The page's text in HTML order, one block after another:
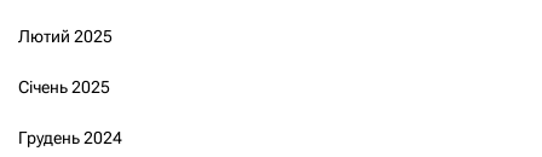
Лютий 2025
Січень 2025
Грудень 2024